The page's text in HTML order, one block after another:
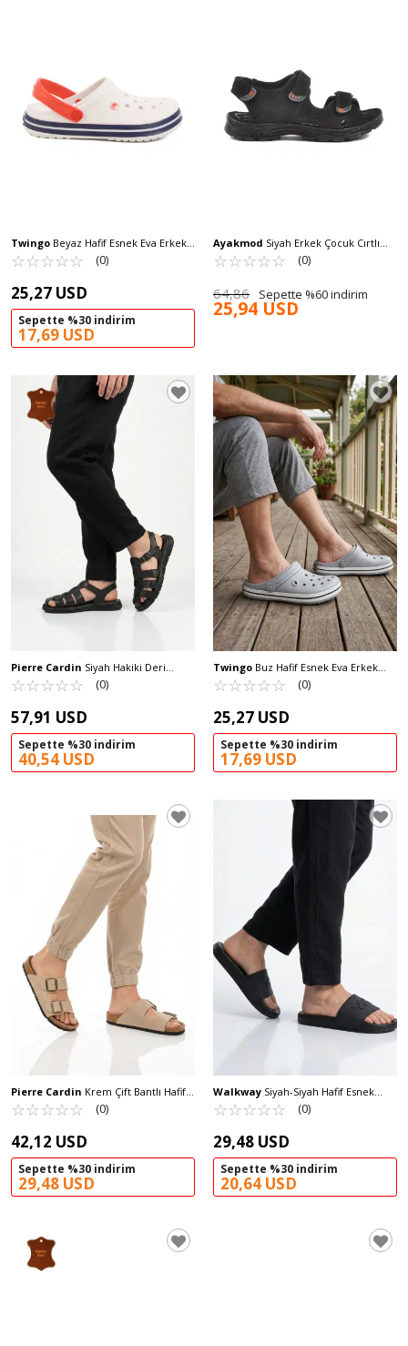
Twingo Beyaz Hafif Esnek Eva Erkek
Sabo Terlik 214 M
☆☆☆☆☆
★★★★★ (0)
25,27 USD
Sepette %30 indirim
17,69 USD
Ayakmod Siyah Erkek Çocuk Cırtlı
Spor Sandalet 1305 G
☆☆☆☆☆
★★★★★ (0)
64,86 Sepette %60 indirim
25,94 USD
Pierre Cardin Siyah Hakiki Deri
Erkek Günlük Sandalet PC-7462 M
☆☆☆☆☆
★★★★★ (0)
57,91 USD
Sepette %30 indirim
40,54 USD
Twingo
Sabo Terlik 214 M
☆☆☆☆☆
★★★★★ (0)
25,27 USD
Sepette %30 indirim
17,69 USD
Pierre Cardin Krem Çift Bantlı Hafif
Günlük Erkek Terlik PC-7543 M
☆☆☆☆☆
★★★★★ (0)
42,12 USD
Sepette %30 indirim
29,48 USD
Walkway Siyah-Siyah Hafif Esnek
Erkek Terlik 8000-02 M
☆☆☆☆☆
★★★★★ (0)
29,48 USD
Sepette %30 indirim
20,64 USD